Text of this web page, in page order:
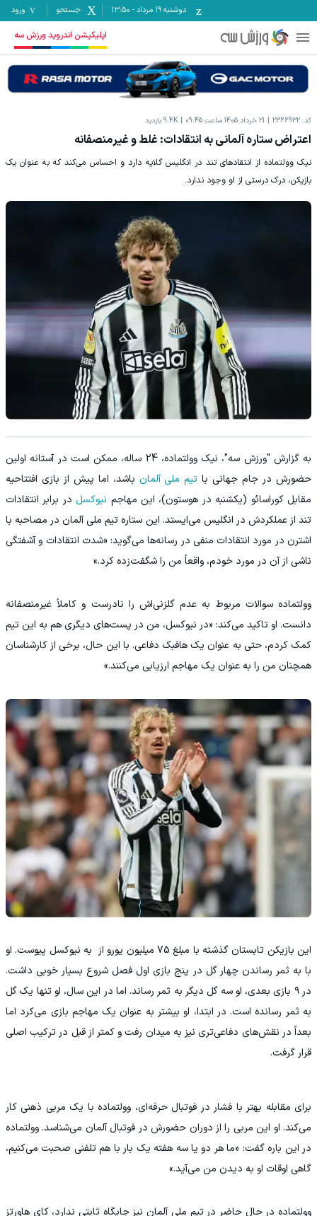
دوشنبه ۱۹ مرداد -
13:50 جستجو ورود
اپلیکیشن اندروید ورزش سه
کد: 2366932 21 خرداد 1405 ساعت 09:45 9.4K بازدید
اعتراض ستاره آلمانی به انتقادات: غلط و غیرمنصفانه
نیک وولتماده از انتقادهای تند در انگلیس گلایه دارد و احساس می‌کند که به عنوان یک
بازیکن، درک درستی از او وجود ندارد.
به گزارش "ورزش سه"، نیک وولتماده، 24 ساله، ممکن است در آستانه اولین
حضورش در جام جهانی با تیم ملی آلمان باشد، اما پیش از بازی افتتاحیه
مقابل کوراسائو (یکشنبه در هوستون)، این مهاجم نیوکسل در برابر انتقادات
تند از عملکردش در انگلیس می‌ایستد. این ستاره تیم ملی آلمان در مصاحبه با
اشترن در مورد انتقادات منفی در رسانه‌ها می‌گوید: «شدت انتقادات و آشفتگی
ناشی از آن در مورد خودم، واقعاً من را شگفت‌زده کرد.»
وولتماده سوالات مربوط به عدم گلزنی‌اش را نادرست و کاملاً غیرمنصفانه
دانست. او تاکید می‌کند: «در نیوکسل، من در پست‌های دیگری هم به این تیم
کمک کردم، حتی به عنوان یک هافبک دفاعی. با این حال، برخی از کارشناسان
همچنان من را به عنوان یک مهاجم ارزیابی می‌کنند.»
این بازیکن تابستان گذشته با مبلغ 75 میلیون یورو از به نیوکسل پیوست. او
با به ثمر رساندن چهار گل در پنج بازی اول فصل شروع بسیار خوبی داشت.
در ۹ بازی بعدی، او سه گل دیگر به ثمر رساند. اما در این سال، او تنها یک گل
به ثمر رسانده است. در ابتدا، او بیشتر به عنوان یک مهاجم بازی می‌کرد اما
بعداً در نقش‌های دفاعی‌تری نیز به میدان رفت و کمتر از قبل در ترکیب اصلی
قرار گرفت.
برای مقابله بهتر با فشار در فوتبال حرفه‌ای، وولتماده با یک مربی ذهنی کار
می‌کند. او این مربی را از دوران حضورش در فوتبال آلمان می‌شناسد. وولتماده
در این باره گفت: «ما هر دو یا سه هفته یک بار با هم تلفنی صحبت می‌کنیم،
گاهی اوقات او به دیدن من می‌آید.»
وولتماده در حال حاضر در تیم ملی آلمان نیز جایگاه ثابتی ندارد، کای هاورتز